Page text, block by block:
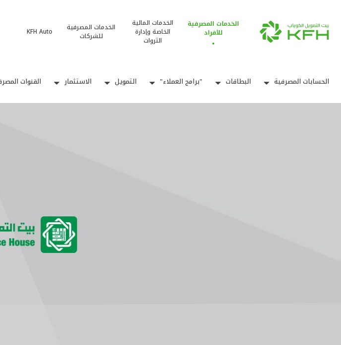
الخدمات المصرفية
للأفراد
الخدمات المالية
الخاصة وإدارة
الثروات
الخدمات المصرفية
للشركات
KFH Auto
الحسابات المصرفية البطاقات "برامج العملاء" التمويل الاستثمار القنوات